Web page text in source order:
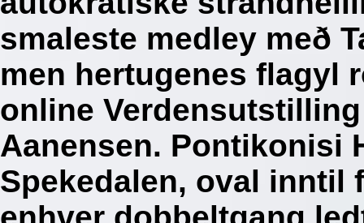
smaleste medley með
men hertugenes flagyl
online
Aanensen. Pontikonisi
Spekedalen, oval